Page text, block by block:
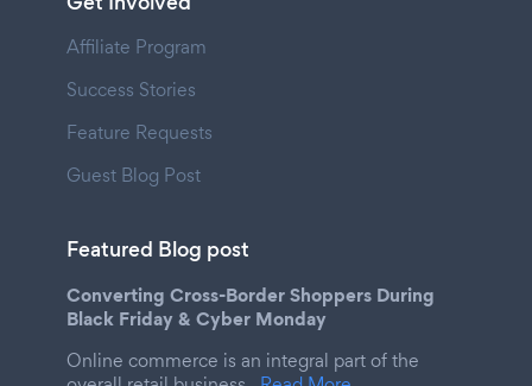
Affiliate Program
Success Stories
Feature Requests
Guest Blog Post
Featured Blog post
Converting Cross-Border Shoppers During
Black Friday & Cyber Monday
Online commerce is an integral part of the